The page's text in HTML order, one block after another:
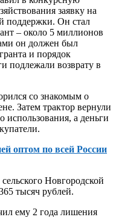
заявку на
поддержки. Он стал
– около 5 миллионов
он должен был
и порядок
подлежали возврату в
со знакомым о
Затем трактор вернули
использования, а деньги
оптом по всей России
Новгородской
тысяч рублей.
ему 2 года лишения